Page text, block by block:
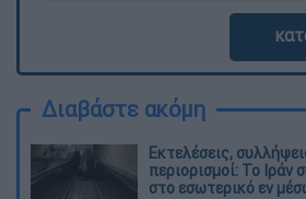
Διαβάστε ακόμη
Εκτελέσεις,
περιορισμοί: Το Ιράν
στο εσωτερικό εν